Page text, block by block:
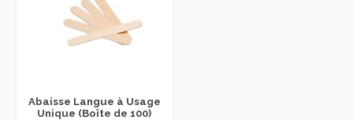
Abaisse Langue à Usage
Unique (Boîte de 100)